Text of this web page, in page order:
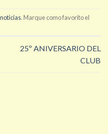
. Marque como favorito el
25º ANIVERSARIO DEL
CLUB